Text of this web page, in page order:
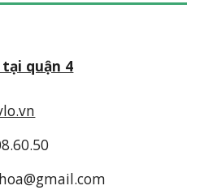
tại quận 4